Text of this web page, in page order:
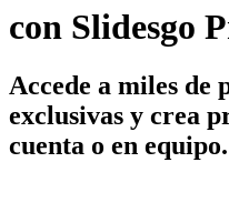
con Slidesgo
Accede a miles de
exclusivas y crea
cuenta o en equipo.